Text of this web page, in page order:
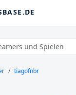
tiagofnbr